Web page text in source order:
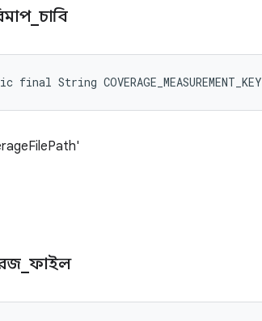
_ চাবি
String COVERAGE_MEASUREMENT_KEY
ফাইল